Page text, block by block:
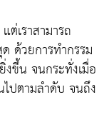
ต่เราสามารถ
ด้วยการทำกรรม
ขึ้น จนกระทั่งเมื่อ
ไปตามลำดับ จนถึง